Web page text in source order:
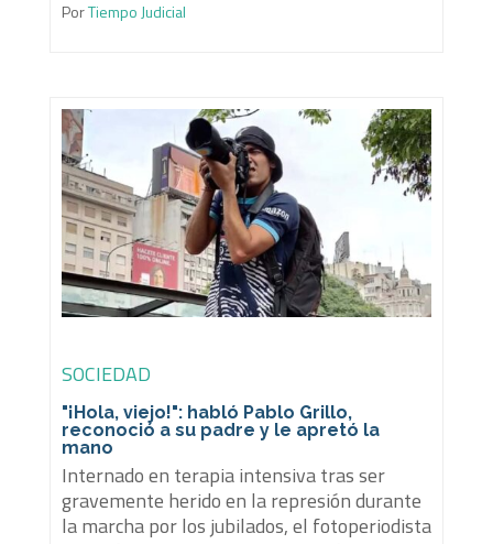
PorTiempo Judicial
SOCIEDAD
"¡Hola, viejo!": habló Pablo Grillo,
reconoció a su padre y le apretó la
mano
Internado en terapia intensiva tras ser
gravemente herido en la represión durante
la marcha por los jubilados, el fotoperiodista